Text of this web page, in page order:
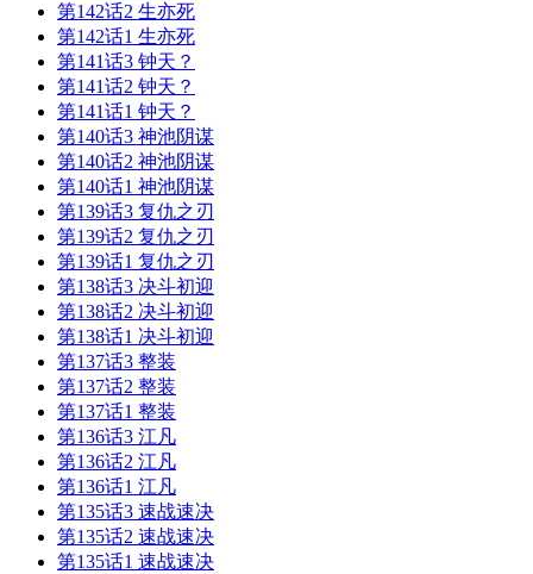
第142话2 生亦死
第142话1 生亦死
第141话3 钟天？
第141话2 钟天？
第141话1 钟天？
第140话3 神池阴谋
第140话2 神池阴谋
第140话1 神池阴谋
第139话3 复仇之刃
第139话2 复仇之刃
第139话1 复仇之刃
第138话3 决斗初迎
第138话2 决斗初迎
第138话1 决斗初迎
第137话3 整装
第137话2 整装
第137话1 整装
第136话3 江凡
第136话2 江凡
第136话1 江凡
第135话3 速战速决
第135话2 速战速决
第135话1 速战速决